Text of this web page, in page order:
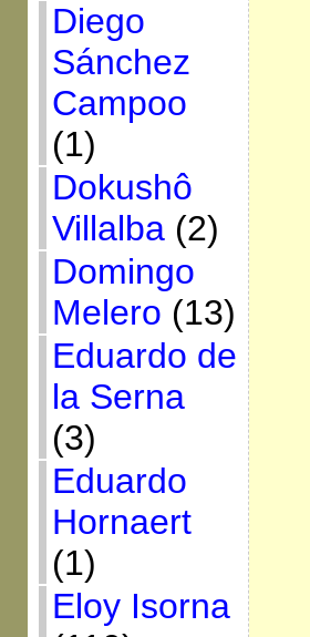
Diego
Sánchez
Campoo
(1)
Dokushô
Villalba(2)
Domingo
Melero (13)
Eduardo de
la Serna
(3)
Eduardo
Hornaert
(1)
Eloy Isorna